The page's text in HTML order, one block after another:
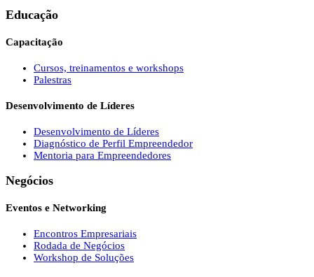
Educação
Capacitação
Cursos, treinamentos e workshops
Palestras
Desenvolvimento de Líderes
Desenvolvimento de Líderes
Diagnóstico de Perfil Empreendedor
Mentoria para Empreendedores
Negócios
Eventos e Networking
Encontros Empresariais
Rodada de Negócios
Workshop de Soluções